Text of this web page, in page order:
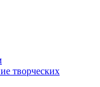
творческих